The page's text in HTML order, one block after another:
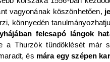
vagyonának köszönhetően,
könnyedén
felcsapó lángok
a Thurzók tündöklését
és mára egy szépen